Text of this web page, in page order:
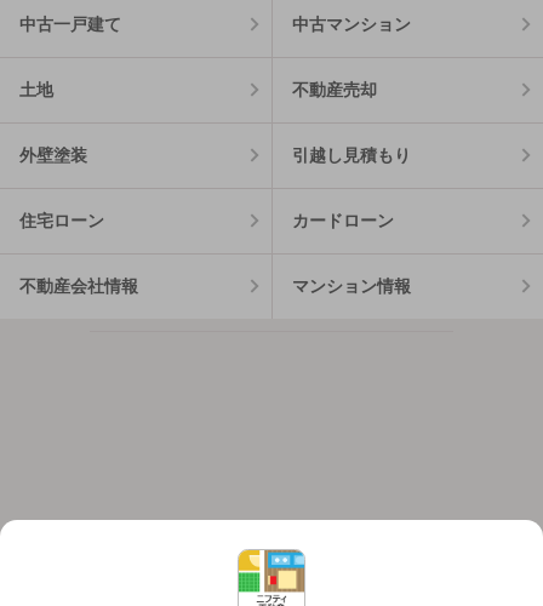
中古一戸建て 中古マンション
土地 不動産売却
外壁塗装 引越し見積もり
住宅ローン カードローン
不動産会社情報 マンション情報